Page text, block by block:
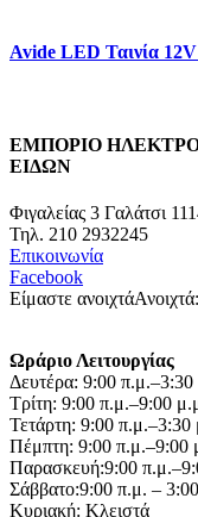
Avide LED Ταινία
ΕΜΠΟΡΙΟ
ΕΙΔΩΝ
Φιγαλείας 3 Γαλάτσι
Τηλ. 210 2932245
Επικοινωνία
Facebook
Είμαστε ανοιχτά
Ωράριο Λειτουργίας
Δευτέρα: 9:00
Τρίτη: 9:00 π.μ.–9:00
Τετάρτη: 9:00 π.μ.–3:30
Πέμπτη: 9:00 π.μ.–9:00
Παρασκευή:9:00
Σάββατο:9:00 π.μ. –
Κυριακή: Κλειστά